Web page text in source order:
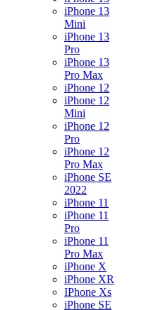
iPhone 13
Mini
iPhone 13
Pro
iPhone 13
Pro Max
iPhone 12
iPhone 12
Mini
iPhone 12
Pro
iPhone 12
Pro Max
iPhone SE
2022
iPhone 11
iPhone 11
Pro
iPhone 11
Pro Max
iPhone X
iPhone XR
IPhone Xs
iPhone SE